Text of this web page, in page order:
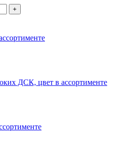
+
ДСК, цвет в ассортименте